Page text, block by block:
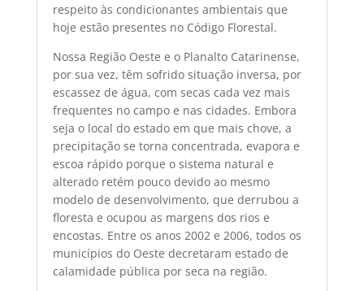
respeito às condicionantes ambientais que
hoje estão presentes no Código Florestal.
Nossa Região Oeste e o Planalto Catarinense,
por sua vez, têm sofrido situação inversa, por
escassez de água, com secas cada vez mais
frequentes no campo e nas cidades. Embora
seja o local do estado em que mais chove, a
precipitação se torna concentrada, evapora e
escoa rápido porque o sistema natural e
alterado retém pouco devido ao mesmo
modelo de desenvolvimento, que derrubou a
floresta e ocupou as margens dos rios e
encostas. Entre os anos 2002 e 2006, todos os
municípios do Oeste decretaram estado de
calamidade pública por seca na região.